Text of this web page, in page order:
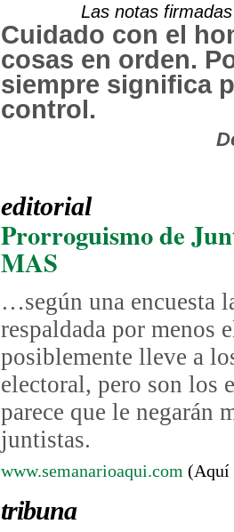
Las notas
Cuidado con el
cosas en orden.
siempre significa
control.
Denis
editorial
Prorroguismo de
MAS
…según una encuesta
respaldada por menos
posiblemente lleve a
electoral, pero son los
parece que le negarán
juntistas.
www.semanarioaqui.com (Aquí
tribuna